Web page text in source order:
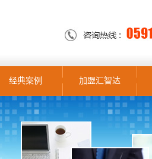
经典案例 加盟汇智达